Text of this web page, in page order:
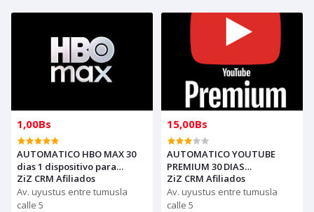
1,00Bs
AUTOMATICO HBO MAX 30
dias 1 dispositivo para
revender (para compras solo
con creditos)
ZiZ CRM Afiliados
Av. uyustus entre tumusla
calle 5
15,00Bs
AUTOMATICO YOUTUBE
PREMIUM 30 DIAS
INDIVIDUAL PARA REVENDER
(compras solo con creditos)
ZiZ CRM Afiliados
Av. uyustus entre tumusla
calle 5